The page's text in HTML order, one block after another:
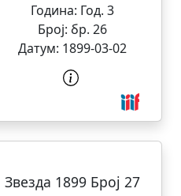
Година: Год. 3
Број: бр. 26
Датум: 1899-03-02
Звезда 1899 Број 27